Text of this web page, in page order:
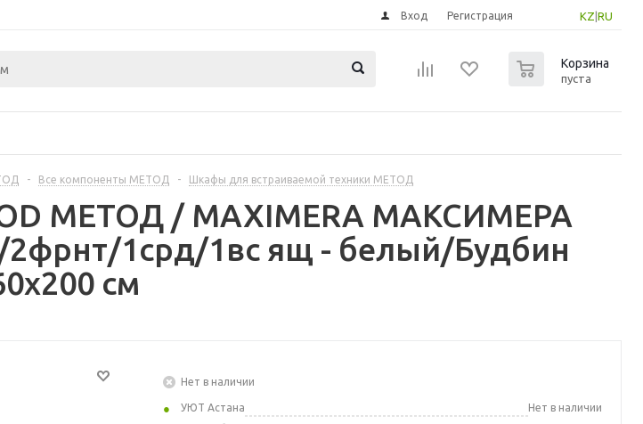
KZ RU
Вход Регистрация
Корзина
пуста
- Все компоненты МЕТОД - Шкафы для встраиваемой техники МЕТОД
МЕТОД / MAXIMERA МАКСИМЕРА
1срд/1вс ящ - белый/Будбин
см
Нет в наличии
УЮТ Астана
Нет в наличии